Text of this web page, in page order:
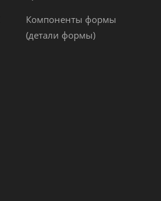
Компоненты формы
(детали формы)